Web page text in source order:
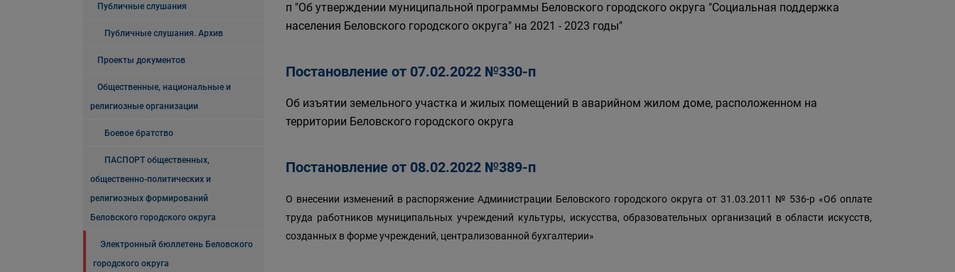
Публичные слушания
Публичные слушания. Архив
Проекты документов
Общественные, национальные и
религиозные организации
Боевое братство
ПАСПОРТ общественных,
общественно-политических и
религиозных формирований
Беловского городского округа
Электронный бюллетень Беловского
городского округа
п "Об утверждении муниципальной программы Беловского городского округа "Социальная поддержка
населения Беловского городского округа" на 2021 - 2023 годы"
Постановление от 07.02.2022 №330-п
Об изъятии земельного участка и жилых помещений в аварийном жилом доме, расположенном на
территории Беловского городского округа
Постановление от 08.02.2022 №389-п
О внесении изменений в распоряжение Администрации Беловского городского округа от 31.03.2011 № 536-р «Об оплате
труда работников муниципальных учреждений культуры, искусства, образовательных организаций в области искусств,
созданных в форме учреждений, централизованной бухгалтерии»